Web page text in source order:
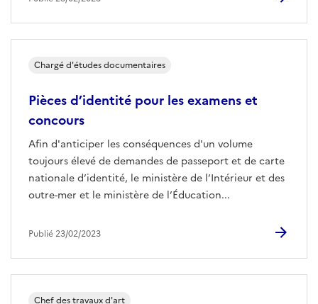
Pièces d’identité pour les examens et
concours
Afin d'anticiper les conséquences d'un volume
toujours élevé de demandes de passeport et de carte
nationale d’identité, le ministère de l’Intérieur et des
outre-mer et le ministère de l’Éducation...
Chargé d'études documentaires
Publié 23/02/2023
Chef des travaux d'art